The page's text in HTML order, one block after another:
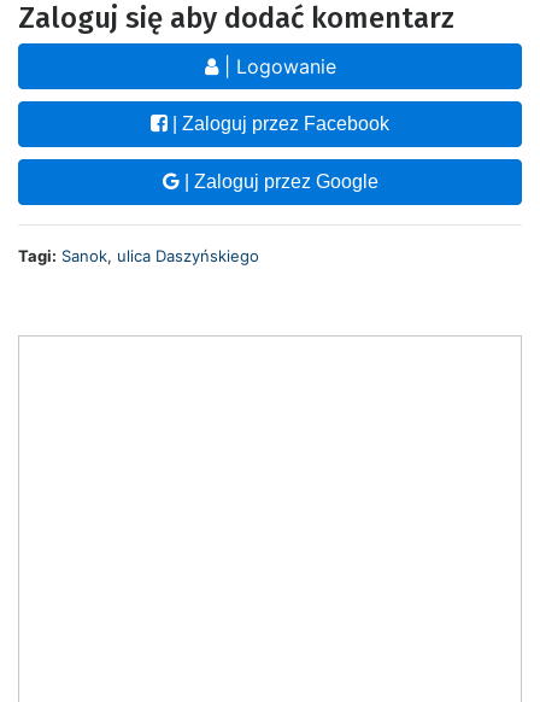
Zaloguj się aby dodać komentarz
| Logowanie
| Zaloguj przez Facebook
| Zaloguj przez Google
Tagi: Sanok, ulica Daszyńskiego